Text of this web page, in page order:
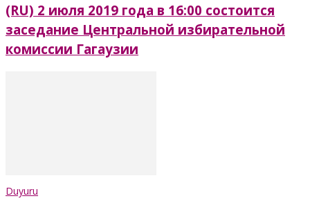
(RU) 2 июля 2019 года в 16:00 состоится
заседание Центральной избирательной
комиссии Гагаузии
Duyuru